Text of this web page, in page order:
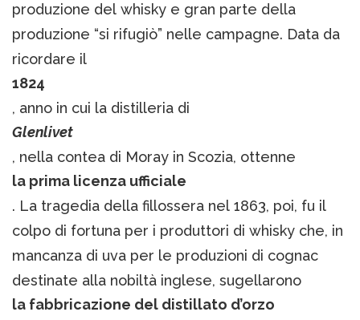
produzione del whisky e gran parte della
produzione “si rifugiò” nelle campagne. Data da
ricordare il
1824
, anno in cui la distilleria di
Glenlivet
, nella contea di Moray in Scozia, ottenne
la prima licenza ufficiale
. La tragedia della fillossera nel 1863, poi, fu il
colpo di fortuna per i produttori di whisky che, in
mancanza di uva per le produzioni di cognac
destinate alla nobiltà inglese, sugellarono
la fabbricazione del distillato d’orzo